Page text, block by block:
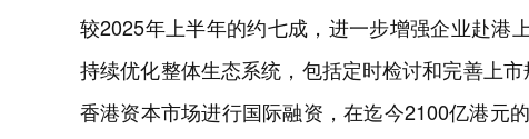
较2025年上半年的约七成，进一步增强企业赴港
持续优化整体生态系统，包括定时检讨和完善上
香港资本市场进行国际融资，在迄今2100亿港元